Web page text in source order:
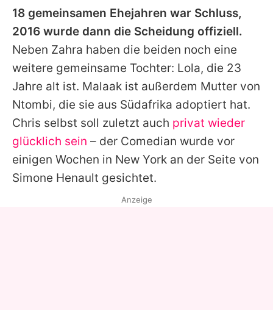
18 gemeinsamen Ehejahren war Schluss,
2016 wurde dann die Scheidung offiziell.
Neben Zahra haben die beiden noch eine
weitere gemeinsame Tochter: Lola, die 23
Jahre alt ist. Malaak ist außerdem Mutter von
Ntombi, die sie aus Südafrika adoptiert hat.
Chris selbst soll zuletzt auch privat wieder
glücklich sein – der Comedian wurde vor
einigen Wochen in New York an der Seite von
Simone Henault gesichtet.
Anzeige